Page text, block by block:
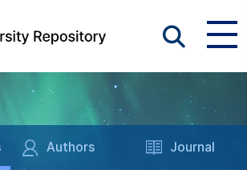
Authors Journal